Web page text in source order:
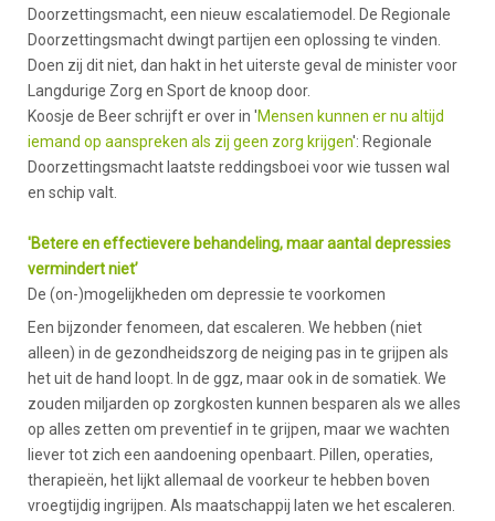
Doorzettingsmacht, een nieuw escalatiemodel. De Regionale
Doorzettingsmacht dwingt partijen een oplossing te vinden.
Doen zij dit niet, dan hakt in het uiterste geval de minister voor
Langdurige Zorg en Sport de knoop door.
Koosje de Beer schrijft er over in 'Mensen kunnen er nu altijd
iemand op aanspreken als zij geen zorg krijgen': Regionale
Doorzettingsmacht laatste reddingsboei voor wie tussen wal
en schip valt.
'Betere en effectievere behandeling, maar aantal depressies
vermindert niet’
De (on-)mogelijkheden om depressie te voorkomen
Een bijzonder fenomeen, dat escaleren. We hebben (niet
alleen) in de gezondheidszorg de neiging pas in te grijpen als
het uit de hand loopt. In de ggz, maar ook in de somatiek. We
zouden miljarden op zorgkosten kunnen besparen als we alles
op alles zetten om preventief in te grijpen, maar we wachten
liever tot zich een aandoening openbaart. Pillen, operaties,
therapieën, het lijkt allemaal de voorkeur te hebben boven
vroegtijdig ingrijpen. Als maatschappij laten we het escaleren.